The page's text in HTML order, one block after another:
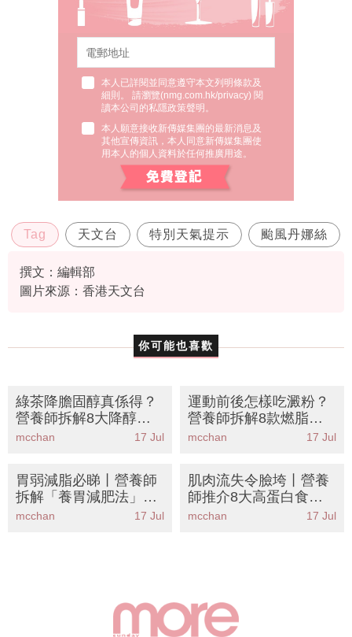
本人已詳閱並同意遵守本文列明條款及
細則。 請瀏覽(nmg.com.hk/privacy) 閱
讀本公司的私隱政策聲明。
本人願意接收新傳媒集團的最新消息及
其他宣傳資訊，本人同意新傳媒集團使
用本人的個人資料於任何推廣用途。
Tag 天文台 特別天氣提示 颱風丹娜絲
撰文：編輯部
圖片來源：香港天文台
你可能也喜歡
綠茶降膽固醇真係得？
營養師拆解8大降醇神
級食物丨附正確飲法與
mcchan 17 Jul
運動前後怎樣吃澱粉？
營養師拆解8款燃脂修
復碳水食物丨食錯時間
mcchan 17 Jul
胃弱減脂必睇丨營養師
拆解「養胃減肥法」！
8大溫和食物食住瘦告
mcchan 17 Jul
肌肉流失令臉垮丨營養
師推介8大高蛋白食物
撐起蘋果肌告別包包面
mcchan 17 Jul